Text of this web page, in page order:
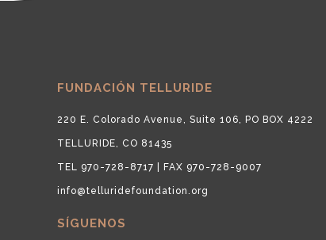
FUNDACIÓN TELLURIDE
220 E. Colorado Avenue, Suite 106, PO BOX 4222
TELLURIDE, CO 81435
TEL 970-728-8717 | FAX 970-728-9007
info@telluridefoundation.org
SÍGUENOS